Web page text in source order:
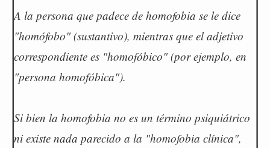
A la persona que padece de homofobia se le dice
"homófobo" (sustantivo), mientras que el adjetivo
correspondiente es "homofóbico" (por ejemplo, en
"persona homofóbica").
Si bien la homofobia no es un término psiquiátrico
ni existe nada parecido a la "homofobia clínica",